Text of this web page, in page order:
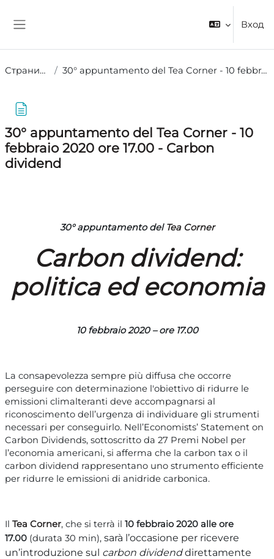
Вход
Страницы сайта 30° appuntamento del Tea Corner - 10 febbraio 2020 ore 17.00 - Carbon dividend
30° appuntamento del Tea Corner - 10
febbraio 2020 ore 17.00 - Carbon
dividend
30° appuntamento del Tea Corner
Carbon dividend:
politica ed economia
10 febbraio 2020 – ore 17.00
La consapevolezza sempre più diffusa che occorre
perseguire con determinazione l'obiettivo di ridurre le
emissioni climalteranti deve accompagnarsi al
riconoscimento dell’urgenza di individuare gli strumenti
necessari per conseguirlo. Nell’Economists’ Statement on
Carbon Dividends, sottoscritto da 27 Premi Nobel per
l’economia americani, si afferma che la carbon tax o il
carbon dividend rappresentano uno strumento efficiente
per ridurre le emissioni di anidride carbonica.
Il Tea Corner, che si terrà il 10 febbraio 2020 alle ore
17.00 (durata 30 min), sarà l’occasione per ricevere
un’introduzione sul carbon dividenddirettamente